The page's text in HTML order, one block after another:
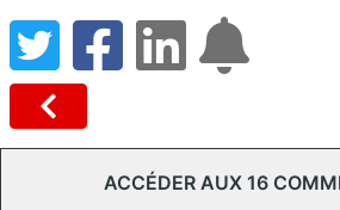
ACCÉDER AUX 16